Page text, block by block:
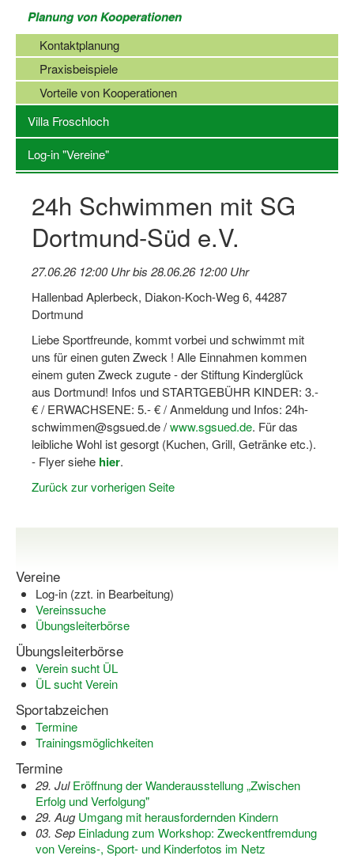
Kinderschutz im Sport
Fördermöglichkeiten
Vereinsberatung
Wege zur Kooperation
Log-in "Vereine"
Qualifizierung
SSB Qualifizierungen
Übersicht Qualifizierungswege
Qualifizierung im Vereinsmanagement
Fachtag Bildung braucht Bewegung
Erste-Hilfe-Ausbildung
Anmeldeformular / Anmeldebedingungen
Bezuschussung Qualifizierung für Dortmunder
Projekte
Open Sports Day
Bewegungszwerge
Bewegungskindergarten
Mini-Sportabzeichen
Sportgutschein 4.0
SportartCheck
Sport im Ganztag
Sport vor Ort
Integration durch Sport
NRW bewegt seine KINDER!
Planung von Kooperationen
Kontaktplanung
Praxisbeispiele
Vorteile von Kooperationen
Villa Froschloch
Log-in "Vereine"
24h Schwimmen mit SG
Dortmund-Süd e.V.
27.06.26 12:00 Uhr bis 28.06.26 12:00 Uhr
Hallenbad Aplerbeck, Diakon-Koch-Weg 6, 44287
Dortmund
Liebe Sportfreunde, kommt vorbei und schwimmt mit
uns für einen guten Zweck ! Alle Einnahmen kommen
einem guten Zweck zugute - der Stiftung Kinderglück
aus Dortmund! Infos und STARTGEBÜHR KINDER: 3.-
€ / ERWACHSENE: 5.- € / Anmeldung und Infos: 24h-
schwimmen@sgsued.de /www.sgsued.de. Für das
leibliche Wohl ist gesorgt (Kuchen, Grill, Getränke etc.).
- Flyer siehe hier.
Zurück zur vorherigen Seite
Vereine
Log-in (zzt. in Bearbeitung)
Vereinssuche
Übungsleiterbörse
Übungsleiterbörse
Verein sucht ÜL
ÜL sucht Verein
Sportabzeichen
Termine
Trainingsmöglichkeiten
Termine
29. Jul Eröffnung der Wanderausstellung „Zwischen
Erfolg und Verfolgung"
29. Aug Umgang mit herausfordernden Kindern
03. Sep Einladung zum Workshop: Zweckentfremdung
von Vereins-, Sport- und Kinderfotos im Netz